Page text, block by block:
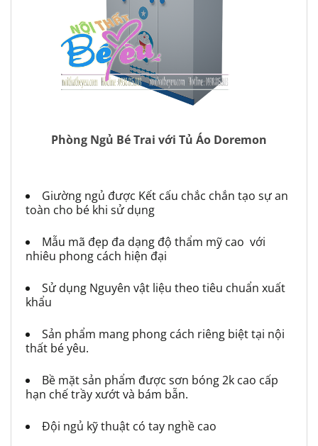
Phòng Ngủ Bé Trai với Tủ Áo Doremon
Giường ngủ được Kết cấu chắc chắn tạo sự an
toàn cho bé khi sử dụng
Mẫu mã đẹp đa dạng độ thẩm mỹ cao với
nhiêu phong cách hiện đại
Sử dụng Nguyên vật liệu theo tiêu chuẩn xuất
khẩu
Sản phẩm mang phong cách riêng biệt tại nội
thất bé yêu.
Bề mặt sản phẩm được sơn bóng 2k cao cấp
hạn chế trầy xướt và bám bẫn.
Đội ngủ kỹ thuật có tay nghề cao